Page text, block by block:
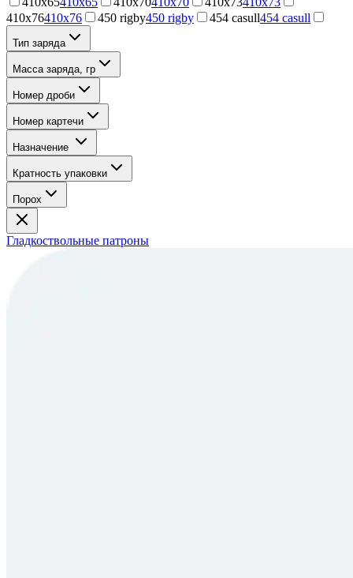
410x76410x76 450 rigby450 rigby 454 casull454 casull
Тип заряда
Масса заряда, гр
Номер дроби
Номер картечи
Назначение
Кратность упаковки
Порох
Гладкоствольные патроны